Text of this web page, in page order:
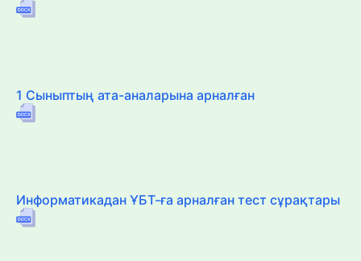
1 Сыныптың ата-аналарына арналған
Информатикадан ҰБТ-ға арналған тест сұрақтары